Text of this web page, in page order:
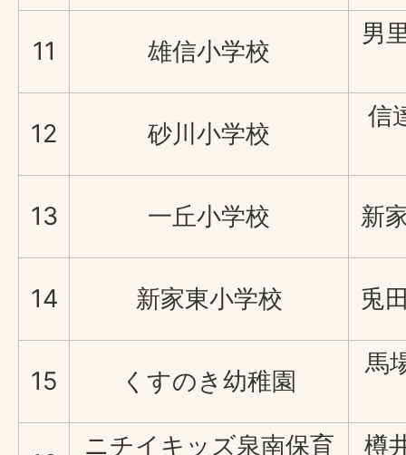
11 雄信小学校
男
12 砂川小学校
信
13 一丘小学校 新
14 新家東小学校 兎
15 くすのき幼稚園
馬
ニチイキッズ泉南保育
樽